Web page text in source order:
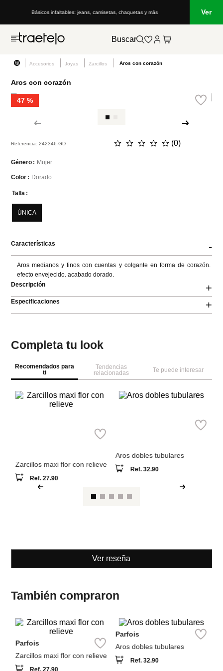
Básicos infaltables: jeans, camisetas, chaquetas y más Ver
Buscar
Accesorios Joyas Zarcillos Aros con corazón
Aros con corazón
47 %
Referencia:242346-GD ☆ ☆ ☆ ☆ ☆ (0)
Género Mujer
Color Dorado
Talla
ÚNICA
Características -
Aros medianos y finos con cuentas y colgante en forma de corazón.
efecto envejecido. acabado dorado.
Descripción
+
Especificaciones +
Completa tu look
Recomendados para
ti
Tendencias
relacionadas
Te puede interesar
Parfois
Ver reseña
También compraron